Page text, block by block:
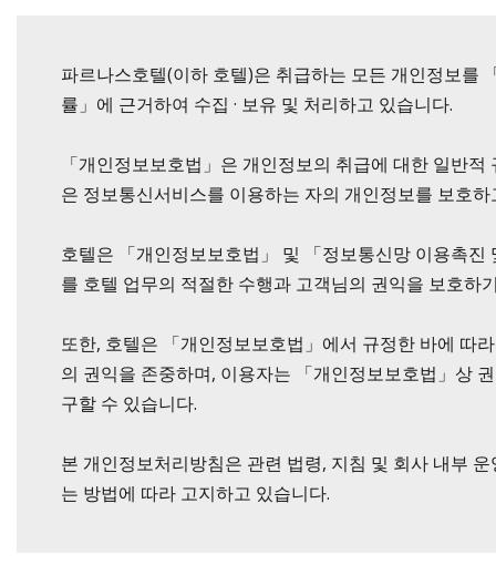
파르나스호텔(이하 호텔)은 취급하는 모든 개인정보를
률」에 근거하여 수집 · 보유 및 처리하고 있습니다.
「개인정보보호법」은 개인정보의 취급에 대한 일반
은 정보통신서비스를 이용하는 자의 개인정보를 보호
호텔은 「개인정보보호법」 및 「정보통신망 이용촉
를 호텔 업무의 적절한 수행과 고객님의 권익을 보호하
또한, 호텔은 「개인정보보호법」에서 규정한 바에 따
의 권익을 존중하며, 이용자는 「개인정보보호법」상
구할 수 있습니다.
본 개인정보처리방침은 관련 법령, 지침 및 회사 내부
는 방법에 따라 고지하고 있습니다.